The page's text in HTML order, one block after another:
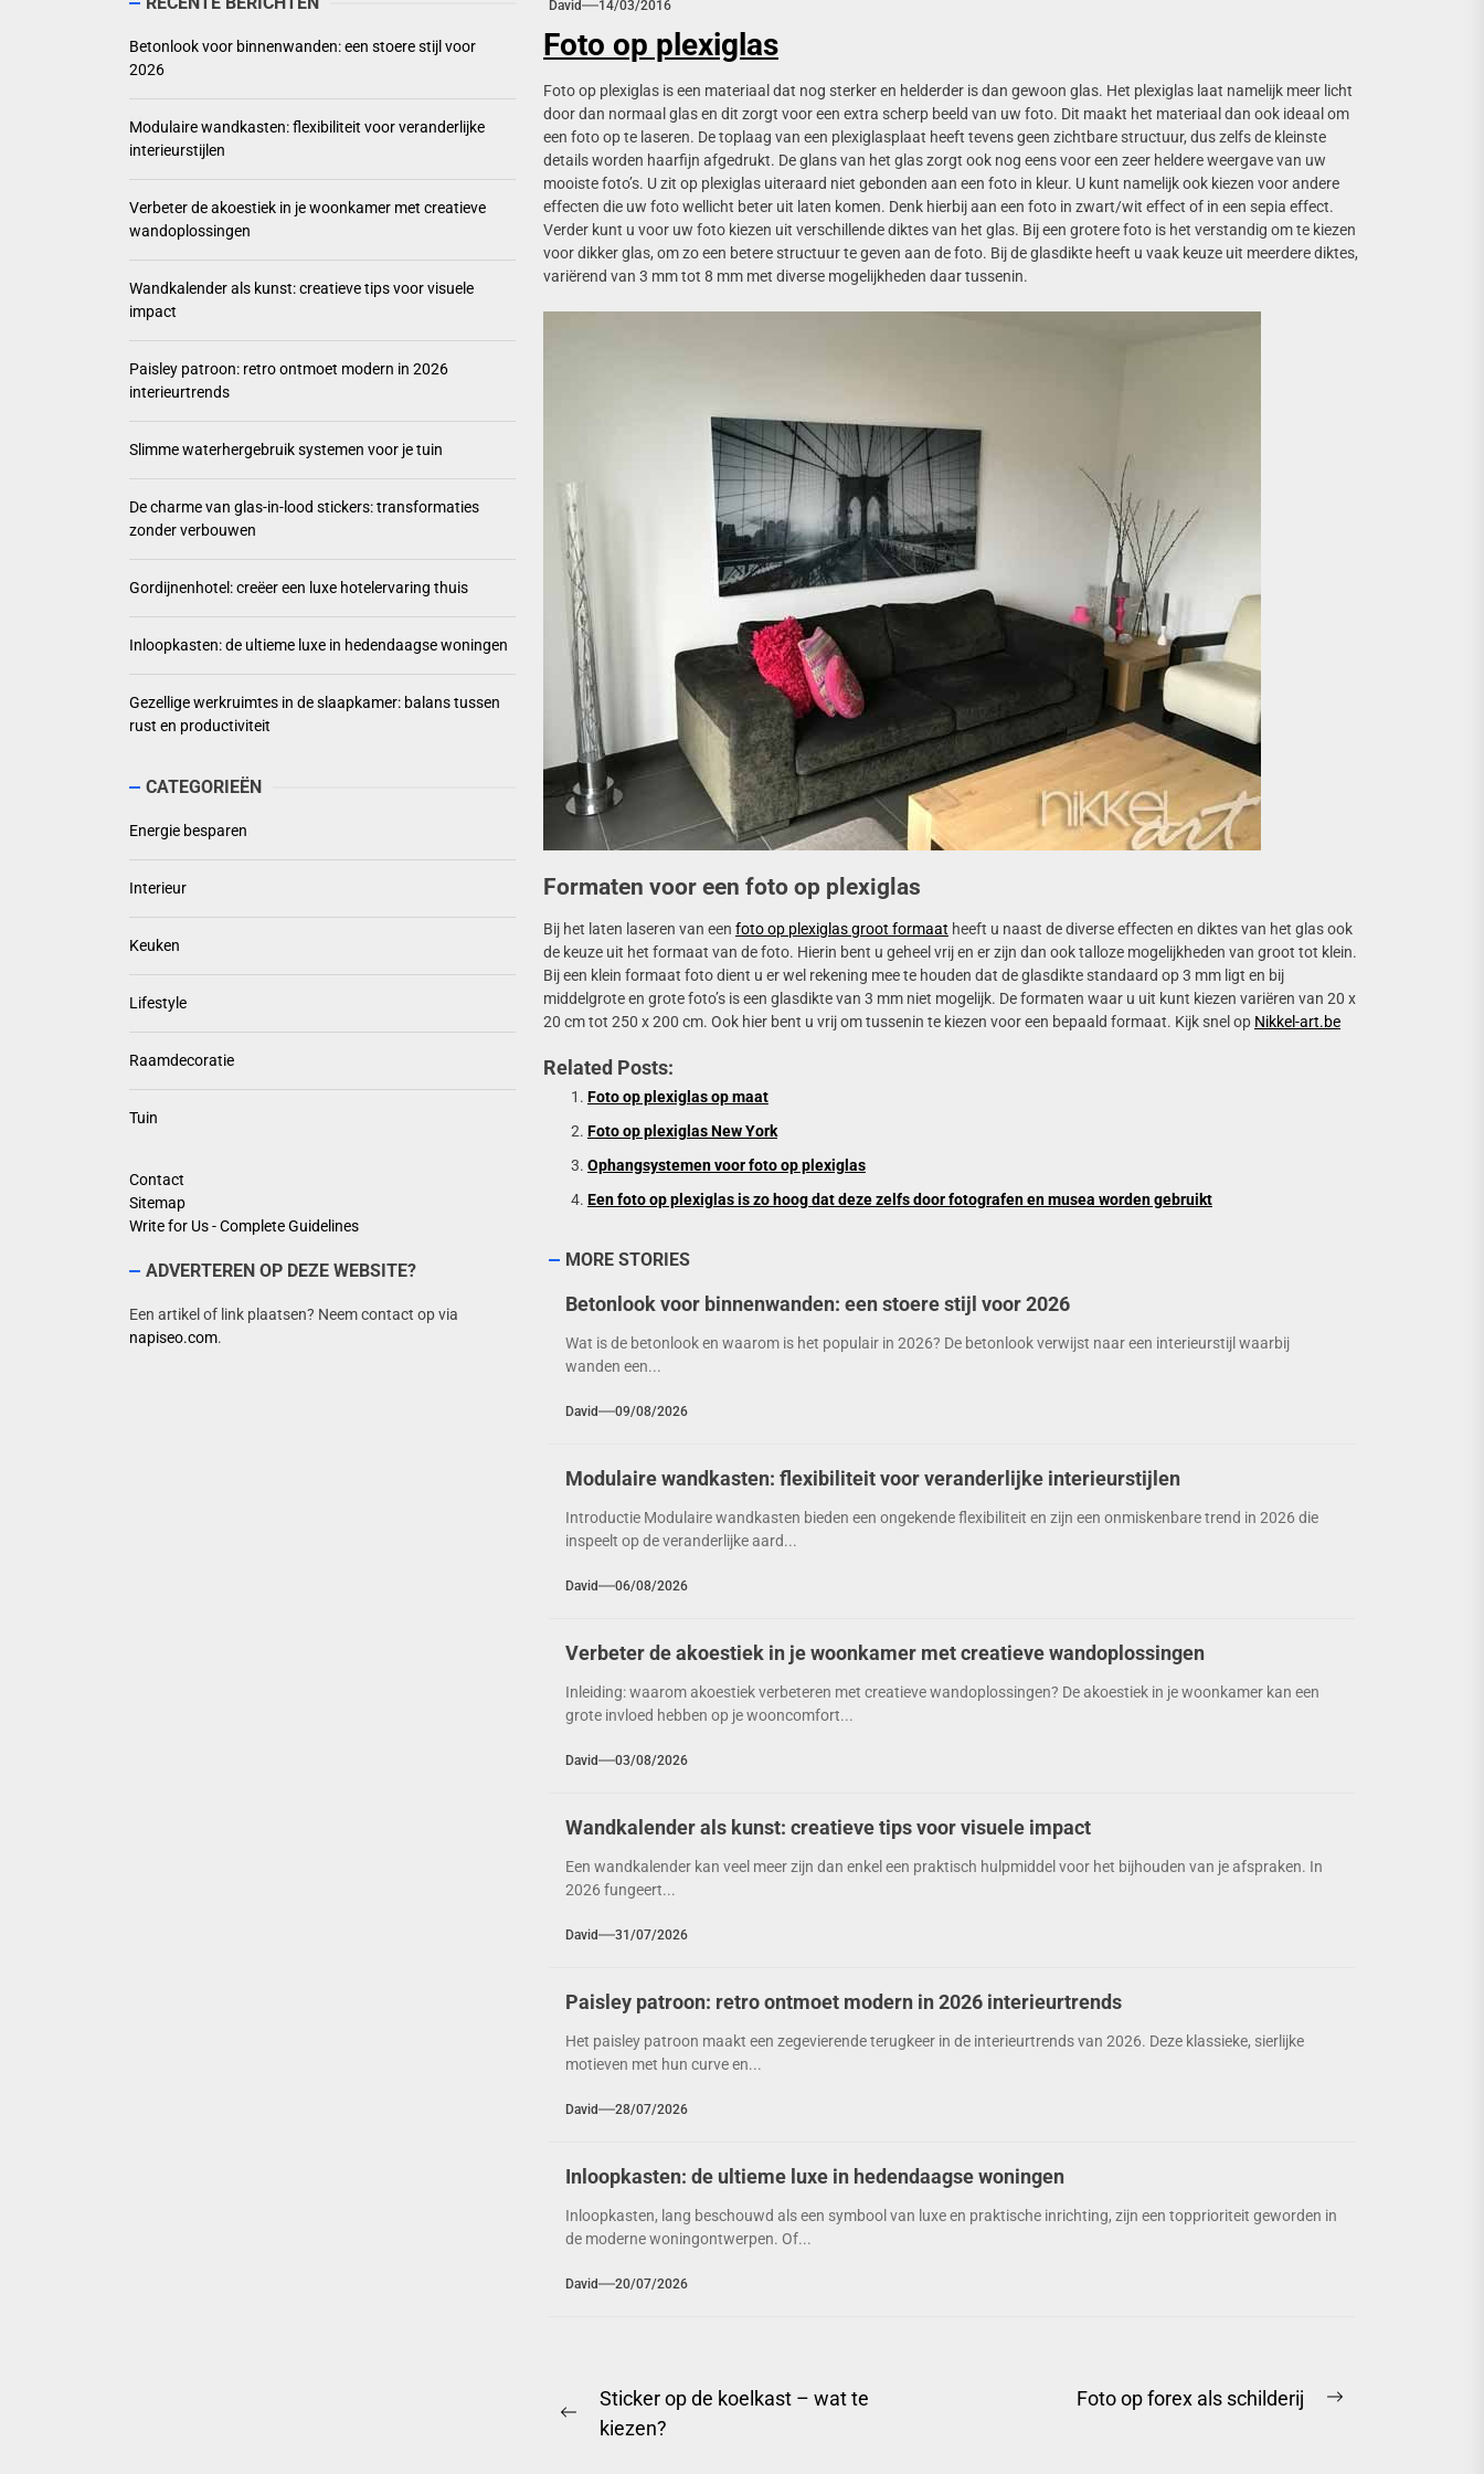
Wandkalender als kunst: creatieve tips voor visuele impact
Paisley patroon: retro ontmoet modern in 2026 interieurtrends
David 14/03/2016
Foto op plexiglas
Foto op plexiglas is een materiaal dat nog sterker en helderder is dan gewoon glas. Het plexiglas laat namelijk meer licht
door dan normaal glas en dit zorgt voor een extra scherp beeld van uw foto. Dit maakt het materiaal dan ook ideaal om
een foto op te laseren. De toplaag van een plexiglasplaat heeft tevens geen zichtbare structuur, dus zelfs de kleinste
details worden haarfijn afgedrukt. De glans van het glas zorgt ook nog eens voor een zeer heldere weergave van uw
mooiste foto’s. U zit op plexiglas uiteraard niet gebonden aan een foto in kleur. U kunt namelijk ook kiezen voor andere
effecten die uw foto wellicht beter uit laten komen. Denk hierbij aan een foto in zwart/wit effect of in een sepia effect.
Verder kunt u voor uw foto kiezen uit verschillende diktes van het glas. Bij een grotere foto is het verstandig om te kiezen
voor dikker glas, om zo een betere structuur te geven aan de foto. Bij de glasdikte heeft u vaak keuze uit meerdere diktes,
variërend van 3 mm tot 8 mm met diverse mogelijkheden daar tussenin.
Formaten voor een foto op plexiglas
Bij het laten laseren van een foto op plexiglas groot formaat heeft u naast de diverse effecten en diktes van het glas ook
de keuze uit het formaat van de foto. Hierin bent u geheel vrij en er zijn dan ook talloze mogelijkheden van groot tot klein.
Bij een klein formaat foto dient u er wel rekening mee te houden dat de glasdikte standaard op 3 mm ligt en bij
middelgrote en grote foto’s is een glasdikte van 3 mm niet mogelijk. De formaten waar u uit kunt kiezen variëren van 20 x
20 cm tot 250 x 200 cm. Ook hier bent u vrij om tussenin te kiezen voor een bepaald formaat. Kijk snel op Nikkel-art.be
Related Posts:
Foto op plexiglas op maat
Foto op plexiglas New York
Ophangsystemen voor foto op plexiglas
Een foto op plexiglas is zo hoog dat deze zelfs door fotografen en musea worden gebruikt
MORE STORIES
Betonlook voor binnenwanden: een stoere stijl voor 2026
Wat is de betonlook en waarom is het populair in 2026? De betonlook verwijst naar een interieurstijl waarbij
wanden een...
David 09/08/2026
Modulaire wandkasten: flexibiliteit voor veranderlijke interieurstijlen
Introductie Modulaire wandkasten bieden een ongekende flexibiliteit en zijn een onmiskenbare trend in 2026 die
inspeelt op de veranderlijke aard...
David 06/08/2026
Verbeter de akoestiek in je woonkamer met creatieve wandoplossingen
Inleiding: waarom akoestiek verbeteren met creatieve wandoplossingen? De akoestiek in je woonkamer kan een
grote invloed hebben op je wooncomfort...
David 03/08/2026
Wandkalender als kunst: creatieve tips voor visuele impact
Een wandkalender kan veel meer zijn dan enkel een praktisch hulpmiddel voor het bijhouden van je afspraken. In
2026 fungeert...
David 31/07/2026
Paisley patroon: retro ontmoet modern in 2026 interieurtrends
Het paisley patroon maakt een zegevierende terugkeer in de interieurtrends van 2026. Deze klassieke, sierlijke
motieven met hun curve en...
David 28/07/2026
Inloopkasten: de ultieme luxe in hedendaagse woningen
Inloopkasten, lang beschouwd als een symbool van luxe en praktische inrichting, zijn een topprioriteit geworden in
de moderne woningontwerpen. Of...
David 20/07/2026
Berichtnavigatie
Previous
Sticker op de koelkast – wat te
kiezen?
Foto op forex als schilderij
Betonlook voor binnenwanden: een stoere stijl voor
2026
Modulaire wandkasten: flexibiliteit voor veranderlijke
interieurstijlen
Verbeter de akoestiek in je woonkamer met creatieve
wandoplossingen
Wandkalender als kunst: creatieve tips voor visuele
impact
Paisley patroon: retro ontmoet modern in 2026
interieurtrends
Slimme waterhergebruik systemen voor je tuin
De charme van glas-in-lood stickers: transformaties
zonder verbouwen
Gordijnenhotel: creëer een luxe hotelervaring thuis
Inloopkasten: de ultieme luxe in hedendaagse woningen
Gezellige werkruimtes in de slaapkamer: balans tussen
rust en productiviteit
CATEGORIEËN
Energie besparen
Interieur
Keuken
Lifestyle
Raamdecoratie
Tuin
Contact
Sitemap
Write for Us - Complete Guidelines
ADVERTEREN OP DEZE WEBSITE?
Een artikel of link plaatsen? Neem contact op via
napiseo.com.